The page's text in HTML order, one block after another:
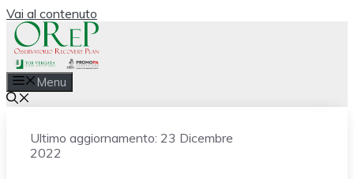
Vai al contenuto
Menu
Ultimo aggiornamento: 23 Dicembre
2022